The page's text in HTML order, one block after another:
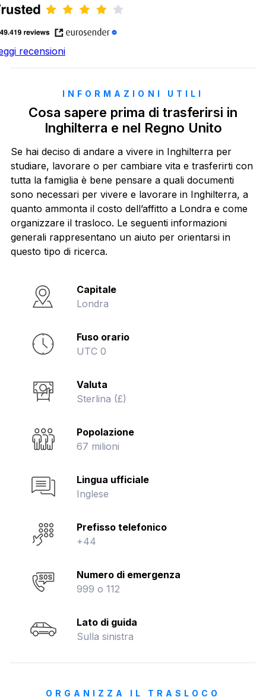
recensioni
INFORMAZIONI UTILI
Cosa sapere prima di trasferirsi in
Inghilterra e nel Regno Unito
Se hai deciso di andare a vivere in Inghilterra per
studiare, lavorare o per cambiare vita e trasferirti con
tutta la famiglia è bene pensare a quali documenti
sono necessari per vivere e lavorare in Inghilterra, a
quanto ammonta il costo dell’affitto a Londra e come
organizzare il trasloco. Le seguenti informazioni
generali rappresentano un aiuto per orientarsi in
questo tipo di ricerca.
Capitale
Londra
Fuso orario
UTC 0
Valuta
Sterlina (£)
Popolazione
67 milioni
Lingua ufficiale
Inglese
Prefisso telefonico
+44
Numero di emergenza
999 o 112
Lato di guida
Sulla sinistra
ORGANIZZA IL TRASLOCO